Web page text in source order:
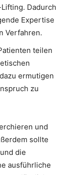
Dadurch
Expertise
Verfahren.
teilen
ermutigen
zu
und
sollte
die
ausführliche